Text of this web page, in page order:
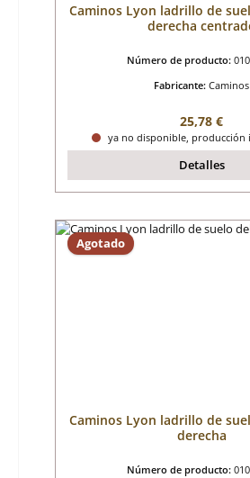
Caminos Lyon ladrillo de
derecha
Número de producto:
Fabricante: Caminos
Precio
25,78 €
ya no disponible,
Detalles
Agotado
Caminos Lyon ladrillo de
derecha
Número de producto: